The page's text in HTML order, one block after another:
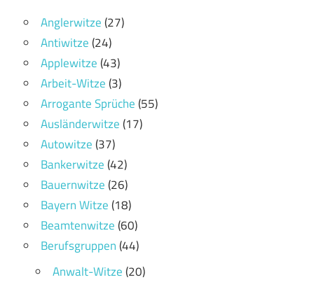
Anglerwitze(27)
Antiwitze(24)
Applewitze(43)
Arbeit-Witze(3)
Arrogante Sprüche(55)
Ausländerwitze(17)
Autowitze(37)
Bankerwitze(42)
Bauernwitze(26)
Bayern Witze(18)
Beamtenwitze(60)
Berufsgruppen(44)
Anwalt-Witze(20)